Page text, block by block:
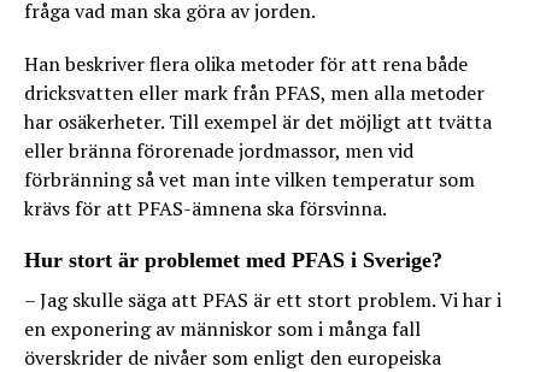
fråga vad man ska göra av jorden.
Han beskriver flera olika metoder för att rena både
dricksvatten eller mark från PFAS, men alla metoder
har osäkerheter. Till exempel är det möjligt att tvätta
eller bränna förorenade jordmassor, men vid
förbränning så vet man inte vilken temperatur som
krävs för att PFAS-ämnena ska försvinna.
Hur stort är problemet med PFAS i Sverige?
– Jag skulle säga att PFAS är ett stort problem. Vi har i
en exponering av människor som i många fall
överskrider de nivåer som enligt den europeiska